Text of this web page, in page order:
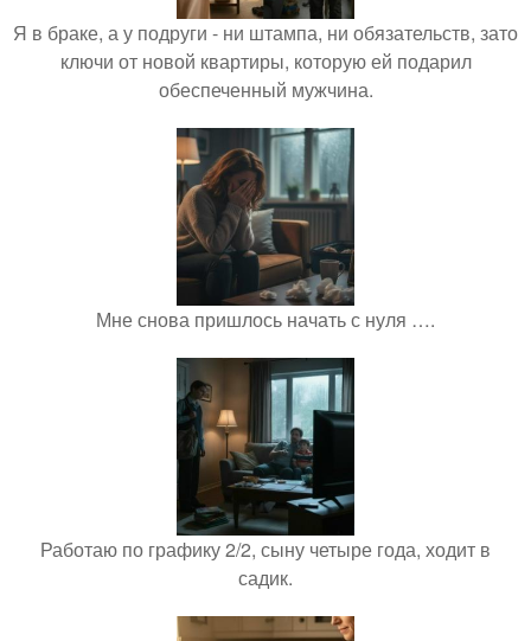
Я в браке, а у подруги - ни штампа, ни обязательств, зато
ключи от новой квартиры, которую ей подарил
обеспеченный мужчина.
Мне снова пришлось начать с нуля ….
Работаю по графику 2/2, сыну четыре года, ходит в
садик.